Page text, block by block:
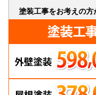
塗装工事をお考えの